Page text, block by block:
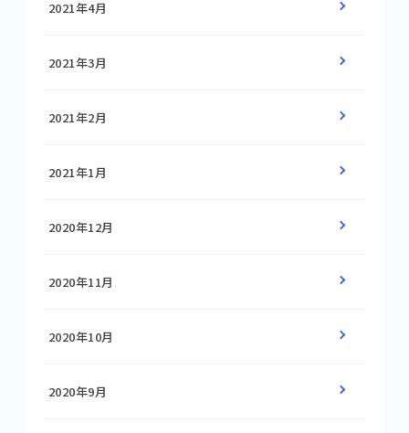
2021年4月
2021年3月
2021年2月
2021年1月
2020年12月
2020年11月
2020年10月
2020年9月